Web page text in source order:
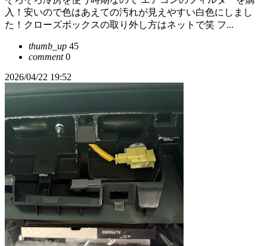
入！安いので色はあえての汚れが見えやすい白色にしまし
た！クローズボックスの取り外し方はネットで笑 フ...
thumb_up 45
comment0
2026/04/22 19:52